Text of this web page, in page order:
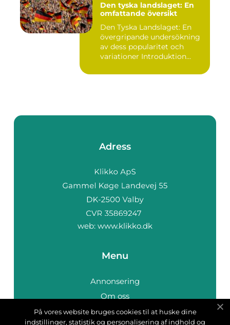
Den tyska landslaget: En
omfattande översikt
Den Tyska Landslaget: En
övergripande undersökning
av dess popularitet och
variationer Introduktion...
Adress
web: www.klikko.dk
Menu
Annonsering
Om oss
Cookies
På vores website bruges cookies til at huske dine
indstillinger, statistik og personalisering af indhold og